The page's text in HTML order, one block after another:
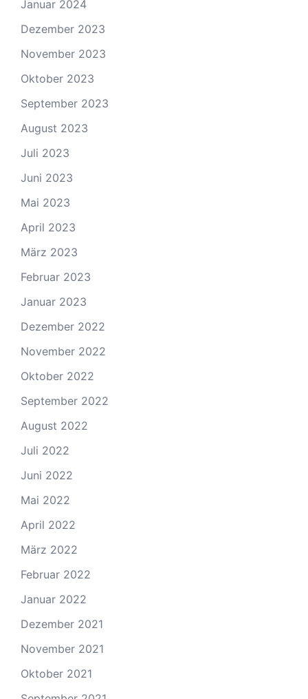
Januar 2024
Dezember 2023
November 2023
Oktober 2023
September 2023
August 2023
Juli 2023
Juni 2023
Mai 2023
April 2023
März 2023
Februar 2023
Januar 2023
Dezember 2022
November 2022
Oktober 2022
September 2022
August 2022
Juli 2022
Juni 2022
Mai 2022
April 2022
März 2022
Februar 2022
Januar 2022
Dezember 2021
November 2021
Oktober 2021